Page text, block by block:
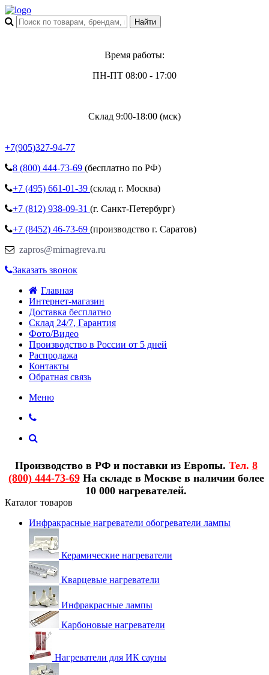
Время работы:
ПН-ПТ 08:00 - 17:00
Склад 9:00-18:00 (мск)
+7(905)327-94-77
8 (800) 444-73-69 (бесплатно по РФ)
+7 (495) 661-01-39 (склад г. Москва)
+7 (812) 938-09-31 (г. Санкт-Петербург)
+7 (8452) 46-73-69 (производство г. Саратов)
zapros@mirnagreva.ru
Заказать звонок
Главная
Интернет-магазин
Доставка бесплатно
Склад 24/7, Гарантия
Фото/Видео
Производство в России от 5 дней
Распродажа
Контакты
Обратная связь
Меню
Производство в РФ и поставки из Европы. Тел. 8
(800) 444-73-69На складе в Москве в наличии более
10 000 нагревателей.
Каталог товаров
Инфракрасные нагреватели обогреватели лампы
Керамические нагреватели
Кварцевые нагреватели
Инфракрасные лампы
Карбоновые нагреватели
Нагреватели для ИК сауны